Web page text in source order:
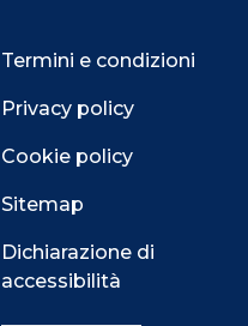
Termini e condizioni
Privacy policy
Cookie policy
Sitemap
Dichiarazione di
accessibilità